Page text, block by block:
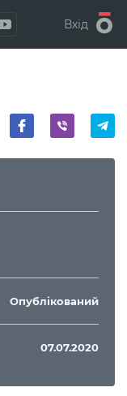
Вхід
Опублікований
07.07.2020